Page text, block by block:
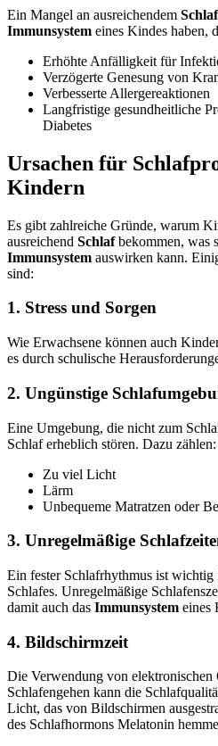
Ein Mangel an ausreichendem Schlaf
Immunsystem eines Kindes haben,
Erhöhte Anfälligkeit für
Verzögerte Genesung von
Verbesserte Allergereaktionen
Langfristige gesundheitliche
Diabetes
Ursachen für
Kindern
Es gibt zahlreiche Gründe, warum
ausreichend Schlafbekommen, was
Immunsystem auswirken kann.
sind:
1. Stress und Sorgen
Wie Erwachsene können auch
es durch schulische
2. Ungünstige
Eine Umgebung, die nicht zum
Schlaf erheblich stören. Dazu zählen:
Zu viel Licht
Lärm
Unbequeme Matratzen oder
3. Unregelmäßige
Ein fester Schlafrhythmus ist
Schlafes. Unregelmäßige
damit auch das Immunsystem eines
4. Bildschirmzeit
Die Verwendung von elektronischen
Schlafengehen kann die
Licht, das von Bildschirmen
des Schlafhormons Melatonin